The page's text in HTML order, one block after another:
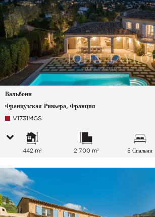
Вальбонн
Французская Ривьера, Франция
V1731MGS
442 m² 2 700 m² 5 Спальни